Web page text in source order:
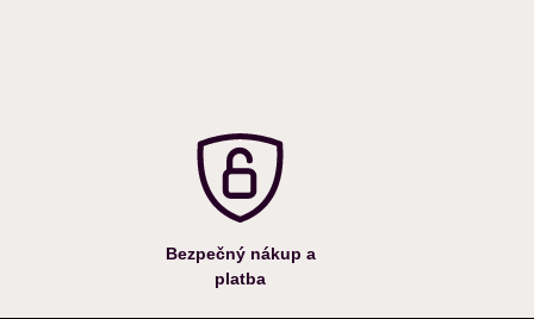
Bezpečný nákup a
platba